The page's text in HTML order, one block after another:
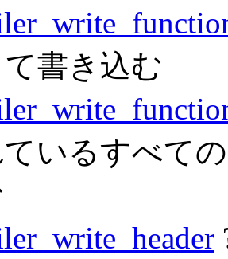
て書き込む
いるすべて